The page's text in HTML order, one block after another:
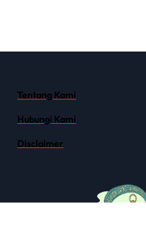
Tentang Kami
Hubungi Kami
Disclaimer